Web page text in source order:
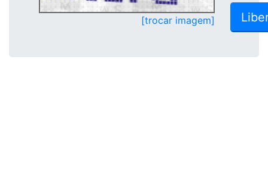
[trocar imagem]